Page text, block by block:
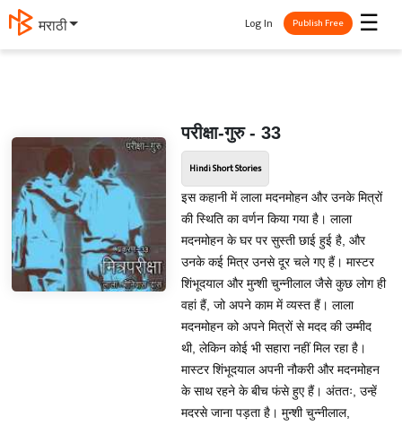
मराठी ☰
Log In Publish Free
परीक्षा-गुरु - 33
Hindi Short Stories
इस कहानी में लाला मदनमोहन और उनके मित्रों
की स्थिति का वर्णन किया गया है। लाला
मदनमोहन के घर पर सुस्ती छाई हुई है, और
उनके कई मित्र उनसे दूर चले गए हैं। मास्टर
शिंभूदयाल और मुन्शी चुन्‍नीलाल जैसे कुछ लोग ही
वहां हैं, जो अपने काम में व्यस्त हैं। लाला
मदनमोहन को अपने मित्रों से मदद की उम्मीद
थी, लेकिन कोई भी सहारा नहीं मिल रहा है।
मास्टर शिंभूदयाल अपनी नौकरी और मदनमोहन
के साथ रहने के बीच फंसे हुए हैं। अंततः, उन्हें
मदरसे जाना पड़ता है। मुन्शी चुन्‍नीलाल,